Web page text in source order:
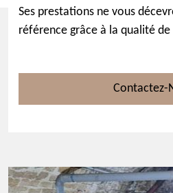
Ses prestations ne vous
référence grâce à la qualité
Contactez-